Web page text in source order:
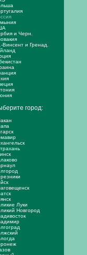
и Черн.
Винсент и Гренад.
город:
Луки
Новгород